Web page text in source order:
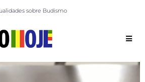
sobre Budismo